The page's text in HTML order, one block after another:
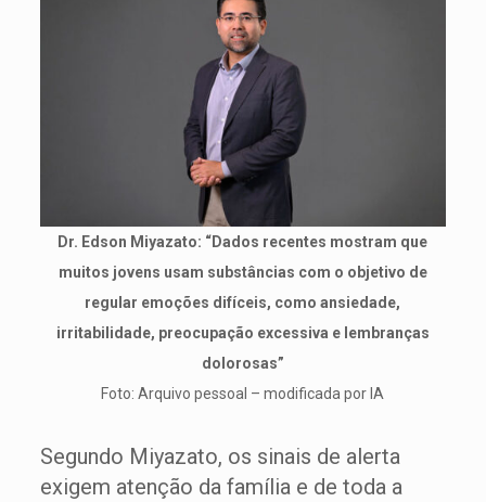
Dr. Edson Miyazato: “Dados recentes mostram que
muitos jovens usam substâncias com o objetivo de
regular emoções difíceis, como ansiedade,
irritabilidade, preocupação excessiva e lembranças
dolorosas”
Foto: Arquivo pessoal – modificada por IA
Segundo Miyazato, os sinais de alerta
exigem atenção da família e de toda a